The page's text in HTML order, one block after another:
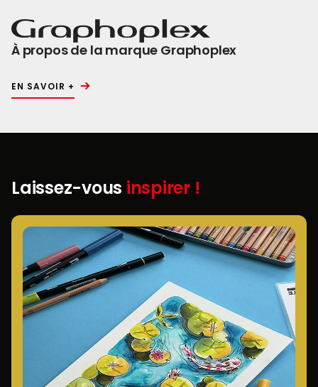
À propos de la marque Graphoplex
EN SAVOIR +
Laissez-vous inspirer !